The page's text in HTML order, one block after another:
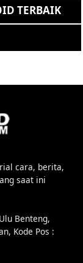
TERBAIK
cara, berita,
saat ini
Benteng,
Kode Pos :